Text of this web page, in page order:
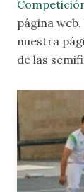
página
nuestra
de las